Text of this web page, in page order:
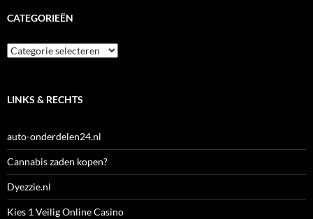
CATEGORIEËN
Categorieën
LINKS & RECHTS
auto-onderdelen24.nl
Cannabis zaden kopen?
Dyezzie.nl
Kies 1 Veilig Online Casino